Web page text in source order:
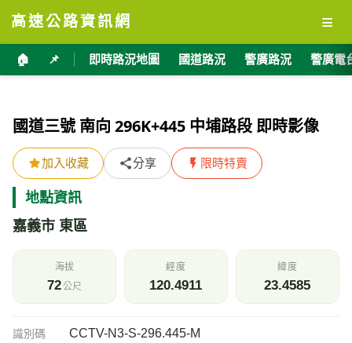
高速公路資訊網 ≡
🏠 📌 即時路況地圖 國道路況 警廣路況 警廣電
國道三號 南向 296K+445 中埔路段 即時影像
加入收藏 分享 限時特賣
地點資訊
嘉義市 東區
海拔
72公尺
經度
120.4911
緯度
23.4585
識別碼 CCTV-N3-S-296.445-M